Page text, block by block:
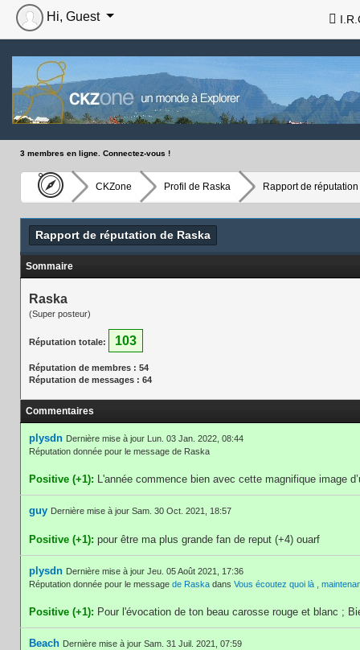
Hi, Guest
3 membres en ligne. Connectez-vous !
CKZone Profil de Raska Rapport de réputation
Rapport de réputation de Raska
Sommaire
Raska
(Super posteur)
Réputation totale: 103
Réputation de membres : 54
Réputation de messages : 64
Commentaires
plysdn Dernière mise à jour Lun. 03 Jan. 2022, 08:44
Réputation donnée pour le message de Raska
Positive (+1): L'année commence bien avec cette magnifique image
guy Dernière mise à jour Sam. 30 Oct. 2021, 18:57
Positive (+1): pour être ma plus grande fan de reput (+4) ouarf
plysdn Dernière mise à jour Jeu. 05 Août 2021, 17:36
Réputation donnée pour le message de Raska dans Vous écoutez quoi là ,
Positive (+1): Pour l'évocation de ton beau carosse rouge et blanc ;
Beach Dernière mise à jour Sam. 31 Juil. 2021, 07:59